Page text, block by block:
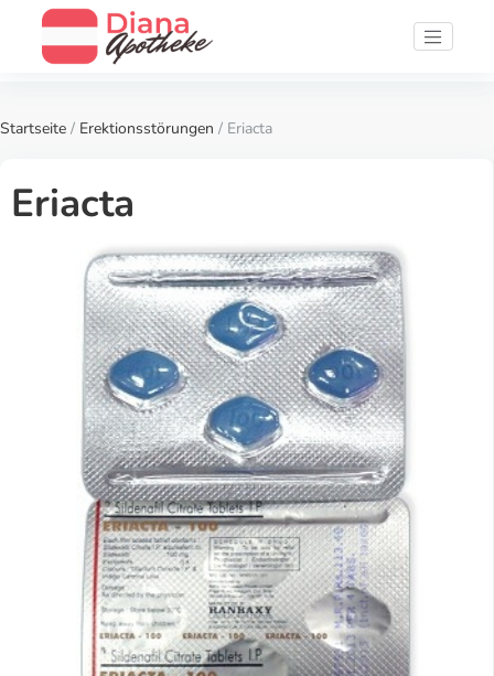
Startseite / Erektionsstörungen / Eriacta
Eriacta